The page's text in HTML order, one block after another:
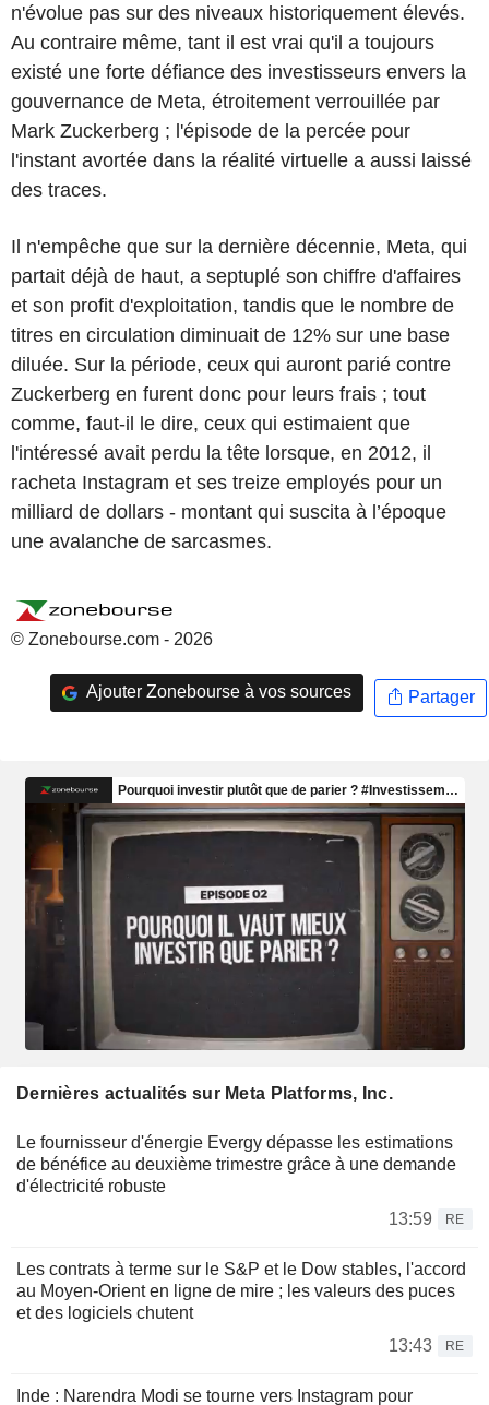
n'évolue pas sur des niveaux historiquement élevés.
Au contraire même, tant il est vrai qu'il a toujours
existé une forte défiance des investisseurs envers la
gouvernance de Meta, étroitement verrouillée par
Mark Zuckerberg ; l'épisode de la percée pour
l'instant avortée dans la réalité virtuelle a aussi laissé
des traces.
Il n'empêche que sur la dernière décennie, Meta, qui
partait déjà de haut, a septuplé son chiffre d'affaires
et son profit d'exploitation, tandis que le nombre de
titres en circulation diminuait de 12% sur une base
diluée. Sur la période, ceux qui auront parié contre
Zuckerberg en furent donc pour leurs frais ; tout
comme, faut-il le dire, ceux qui estimaient que
l'intéressé avait perdu la tête lorsque, en 2012, il
racheta Instagram et ses treize employés pour un
milliard de dollars - montant qui suscita à l’époque
une avalanche de sarcasmes.
© Zonebourse.com - 2026
Ajouter Zonebourse à vos sources Partager
Dernières actualités sur Meta Platforms, Inc.
Le fournisseur d'énergie Evergy dépasse les estimations
de bénéfice au deuxième trimestre grâce à une demande
d'électricité robuste
13:59
RE
Les contrats à terme sur le S&P et le Dow stables, l'accord
au Moyen-Orient en ligne de mire ; les valeurs des puces
et des logiciels chutent
13:43
RE
Inde : Narendra Modi se tourne vers Instagram pour